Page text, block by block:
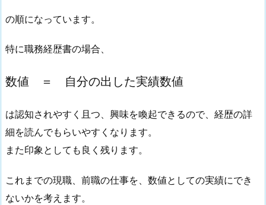
の順になっています。
特に職務経歴書の場合、
数値 ＝ 自分の出した実績数値
は認知されやすく且つ、興味を喚起できるので、経歴の詳
細を読んでもらいやすくなります。
また印象としても良く残ります。
これまでの現職、前職の仕事を、数値としての実績にでき
ないかを考えます。